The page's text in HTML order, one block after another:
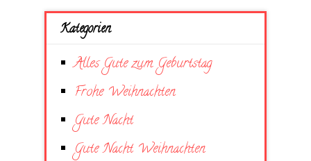
Kategorien
Alles Gute zum Geburtstag
Frohe Weihnachten
Gute Nacht
Gute Nacht Weihnachten